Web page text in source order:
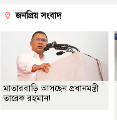
জনপ্রিয় সংবাদ
মাতারবাড়ি আসছেন প্রধানমন্ত্রী
তারেক রহমান!